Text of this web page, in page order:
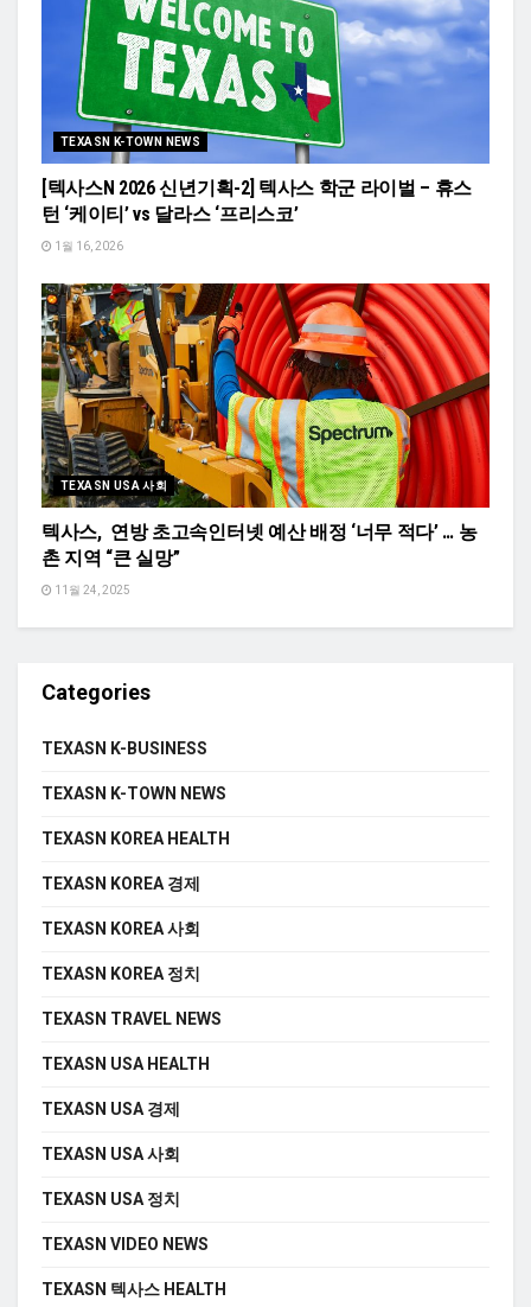
TEXASN K-TOWN NEWS
[텍사스N 2026 신년기획-2] 텍사스 학군 라이벌 – 휴스
턴 ‘케이티’ vs 달라스 ‘프리스코’
1월 16, 2026
TEXASN USA 사회
텍사스, 연방 초고속인터넷 예산 배정 ‘너무 적다’ … 농
촌 지역 “큰 실망”
11월 24, 2025
Categories
TEXASN K-BUSINESS
TEXASN K-TOWN NEWS
TEXASN KOREA HEALTH
TEXASN KOREA 경제
TEXASN KOREA 사회
TEXASN KOREA 정치
TEXASN TRAVEL NEWS
TEXASN USA HEALTH
TEXASN USA 경제
TEXASN USA 사회
TEXASN USA 정치
TEXASN VIDEO NEWS
TEXASN 텍사스 HEALTH